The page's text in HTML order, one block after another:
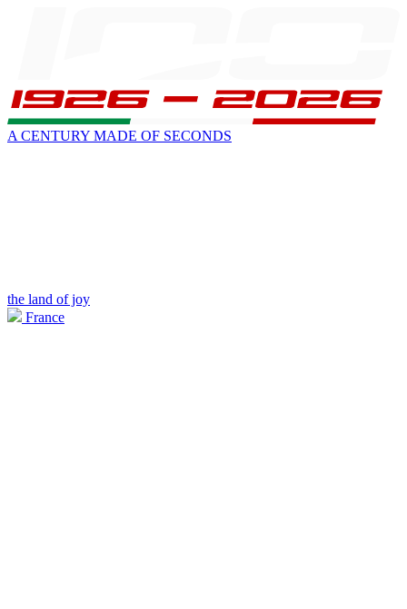
A CENTURY MADE OF SECONDS
the land of joy
France